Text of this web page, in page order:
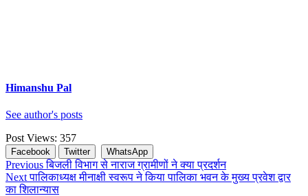
Himanshu Pal
See author's posts
Post Views: 357
Facebook Twitter WhatsApp
Continue
Reading
Previousबिजली विभाग से नाराज ग्रामीणों ने क्या प्रदर्शन
Nextपालिकाध्यक्ष मीनाक्षी स्वरूप ने किया पालिका भवन के मुख्य प्रवेश द्वार
का शिलान्यास